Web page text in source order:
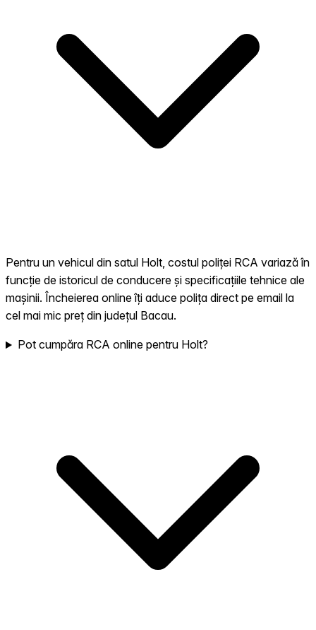
Pentru un vehicul din satul Holt, costul poliței RCA variază în
funcție de istoricul de conducere și specificațiile tehnice ale
mașinii. Încheierea online îți aduce polița direct pe email la
cel mai mic preț din județul Bacau.
Pot cumpăra RCA online pentru Holt?